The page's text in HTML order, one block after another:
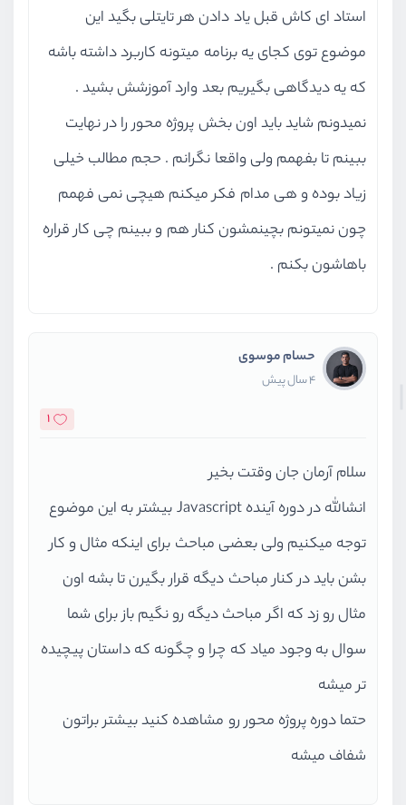
استاد ای کاش قبل یاد دادن هر تایتلی بگید این
موضوع توی کجای یه برنامه میتونه کاربرد داشته باشه
که یه دیدگاهی بگیریم بعد وارد آموزشش بشید .
نمیدونم شاید باید اون بخش پروژه محور را در نهایت
ببینم تا بفهمم ولی واقعا نگرانم . حجم مطالب خیلی
زیاد بوده و هی مدام فکر میکنم هیچی نمی فهمم
چون نمیتونم بچینمشون کنار هم و ببینم چی کار قراره
باهاشون بکنم .
حسام موسوی
4 سال پیش
1
سلام آرمان جان وقتت بخیر
انشالله در دوره آینده Javascript بیشتر به این موضوع
توجه میکنیم ولی بعضی مباحث برای اینکه مثال و کار
بشن باید در کنار مباحث دیگه قرار بگیرن تا بشه اون
مثال رو زد که اگر مباحث دیگه رو نگیم باز برای شما
سوال به وجود میاد که چرا و چگونه که داستان پیچیده
تر میشه
حتما دوره پروژه محور رو مشاهده کنید بیشتر براتون
شفاف میشه